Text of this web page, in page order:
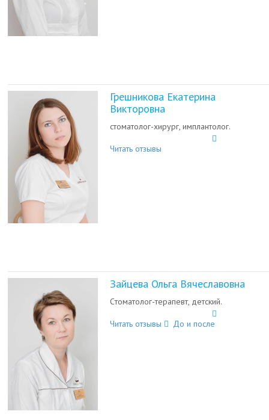
Грешникова Екатерина
Викторовна
стоматолог-хирург, имплантолог.
Читать отзывы
Зайцева Ольга Вячеславовна
Cтоматолог-терапевт, детский.
Читать отзывы До и после